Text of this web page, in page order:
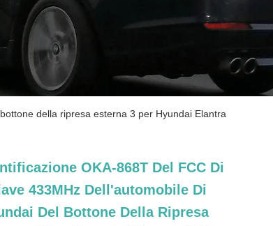
della ripresa esterna 3 per Hyundai Elantra
OKA-868T Del FCC Di
433MHz Dell'automobile Di
Del Bottone Della Ripresa